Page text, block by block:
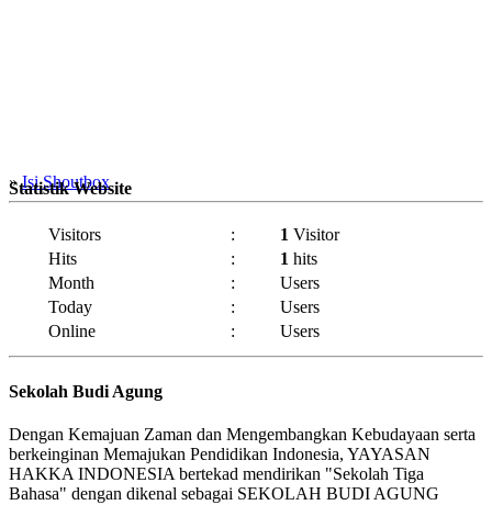
»Isi Shoutbox
Statistik Website
Visitors : 1 Visitor
Hits
: 1 hits
Month
:
Users
Today
:
Users
Online
: Users
Sekolah Budi Agung
Dengan Kemajuan Zaman dan Mengembangkan Kebudayaan serta
berkeinginan Memajukan Pendidikan Indonesia, YAYASAN
HAKKA INDONESIA bertekad mendirikan "Sekolah Tiga
Bahasa" dengan dikenal sebagai SEKOLAH BUDI AGUNG